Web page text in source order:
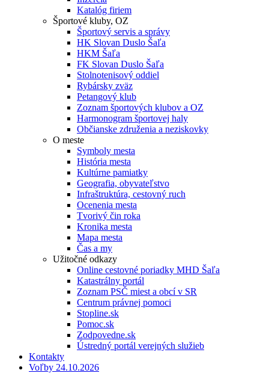
Katalóg firiem
Športové kluby, OZ
Športový servis a správy
HK Slovan Duslo Šaľa
HKM Šaľa
FK Slovan Duslo Šaľa
Stolnotenisový oddiel
Rybársky zväz
Petangový klub
Zoznam športových klubov a OZ
Harmonogram športovej haly
Občianske združenia a neziskovky
O meste
Symboly mesta
História mesta
Kultúrne pamiatky
Geografia, obyvateľstvo
Infraštruktúra, cestovný ruch
Ocenenia mesta
Tvorivý čin roka
Kronika mesta
Mapa mesta
Čas a my
Užitočné odkazy
Online cestovné poriadky MHD Šaľa
Katastrálny portál
Zoznam PSČ miest a obcí v SR
Centrum právnej pomoci
Stopline.sk
Pomoc.sk
Zodpovedne.sk
Ústredný portál verejných služieb
Kontakty
Voľby 24.10.2026